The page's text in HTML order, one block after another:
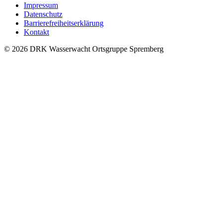
Impressum
Datenschutz
Barrierefreiheitserklärung
Kontakt
© 2026 DRK Wasserwacht Ortsgruppe Spremberg